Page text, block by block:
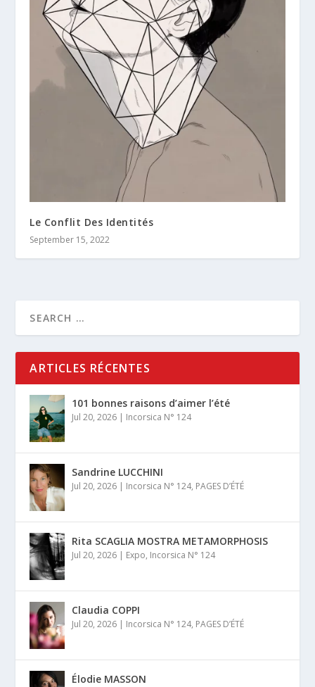
Le Conflit Des Identités
September 15, 2022
ARTICLES RÉCENTES
101 bonnes raisons d’aimer l’été
Jul 20, 2026 Incorsica N° 124
Sandrine LUCCHINI
Jul 20, 2026 Incorsica N° 124, PAGES D’ÉTÉ
Rita SCAGLIA MOSTRA METAMORPHOSIS
Jul 20, 2026 Expo, Incorsica N° 124
Claudia COPPI
Jul 20, 2026 Incorsica N° 124, PAGES D’ÉTÉ
Élodie MASSON